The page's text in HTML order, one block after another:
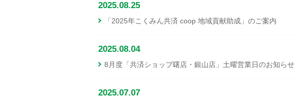
2025.08.25
「2025年こくみん共済 coop 地域貢献助成」のご案内
2025.08.04
8月度「共済ショップ曙店・銀山店」土曜営業日のお知らせ
2025.07.07